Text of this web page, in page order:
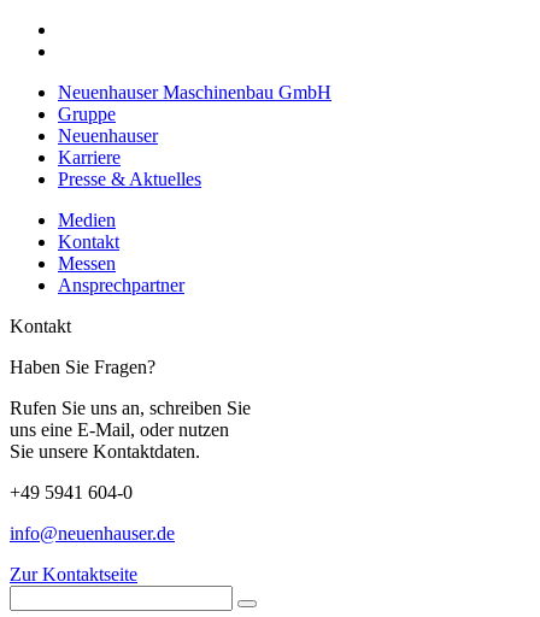
Neuenhauser Maschinenbau GmbH
Gruppe
Neuenhauser
Karriere
Presse & Aktuelles
Medien
Kontakt
Messen
Ansprechpartner
Kontakt
Haben Sie Fragen?
Rufen Sie uns an, schreiben Sie
uns eine E-Mail, oder nutzen
Sie unsere Kontaktdaten.
+49 5941 604-0
info@neuenhauser.de
Zur Kontaktseite